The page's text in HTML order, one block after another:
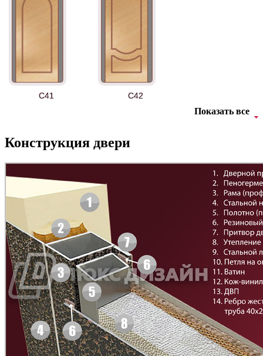
Б-35 3
БУК БАВАРИЯ
Д-11 Н Д-11 С
C41 C42
C43
Показать все
Конструкция двери